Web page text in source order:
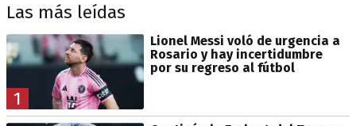
Las más leídas
1
Lionel Messi voló de urgencia a
Rosario y hay incertidumbre
por su regreso al fútbol